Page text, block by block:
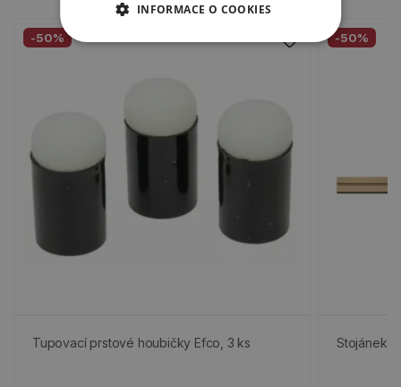
-50%
Tupovací prstové houbičky Efco, 3 ks
-50%
Stojánek
INFORMACE O COOKIES